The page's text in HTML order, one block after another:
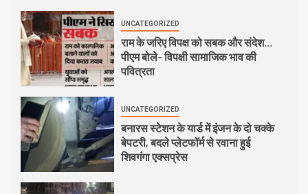
UNCATEGORIZED
राम के जरिए विपक्ष को सबक और संदेश…
पीएम बोले- विपक्षी सामाजिक भाव की
पवित्रता
UNCATEGORIZED
बनारस स्टेशन के यार्ड में इंजन के दो चक्के
बेपटरी, बदले प्लेटफॉर्म से रवाना हुई
शिवगंगा एक्सप्रेस